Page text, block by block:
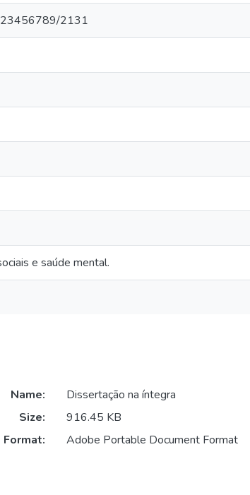
2131
e saúde mental.
Name:
Dissertação na íntegra
Size:
916.45 KB
Format:
Adobe Portable Document Format